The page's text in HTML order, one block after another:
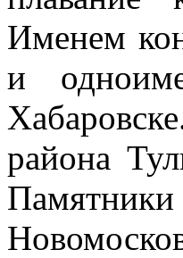
Именем
и
района